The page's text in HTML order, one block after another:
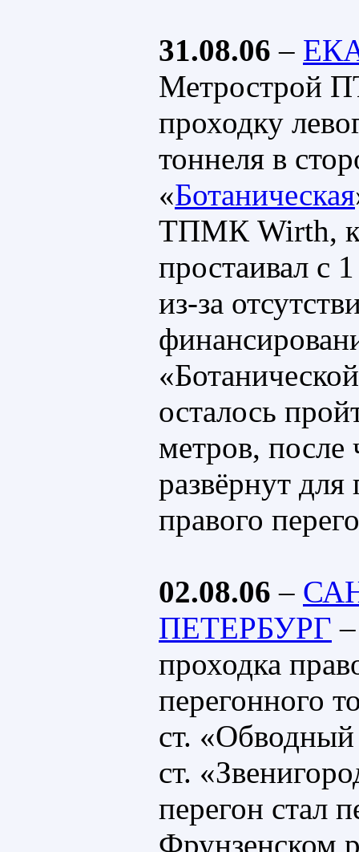
31.08.06 –
Метрострой
проходку
тоннеля в
«Ботаническая
ТПМК Wirth,
простаивал с
из-за
осталось
метров, после
развёрнут для
правого
02.08.06 –
ПЕТЕРБУРГ
проходка
перегонного
ст.
ст.
перегон стал
Фрунзенском